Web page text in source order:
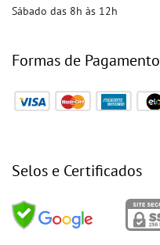
Sábado das 8h às 12h
Formas de Pagamento
Selos e Certificados